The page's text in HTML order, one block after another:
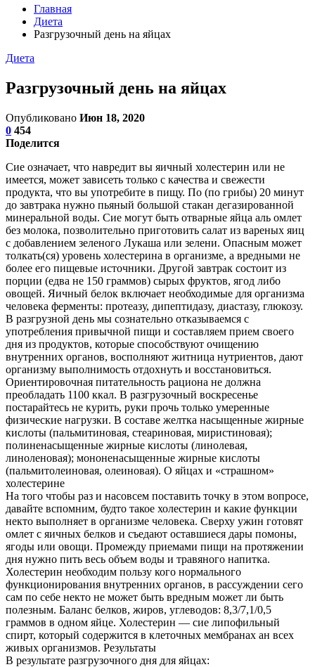
Главная
Диета
Разгрузочный день на яйцах
Диета
Разгрузочный день на яйцах
Опубликовано Июн 18, 2020
0 454
Поделится
Сие означает, что навредит вы яичный холестерин или не
имеется, может зависеть только с качества и свежести
продукта, что вы употребите в пищу. По (по грибы) 20 минут
до завтрака нужно пьяный большой стакан дегазированной
минеральной воды. Сие могут быть отварные яйца аль омлет
без молока, позволительно приготовить салат из вареных яиц
с добавлением зеленого Лукаша или зелени. Опасным может
толкать(ся) уровень холестерина в организме, а вредными не
более его пищевые источники. Другой завтрак состоит из
порции (едва не 150 граммов) сырых фруктов, ягод либо
овощей. Яичный белок включает необходимые для организма
человека ферменты: протеазу, дипептидазу, диастазу, глюкозу.
В разгрузной день мы сознательно отказываемся с
употребления привычной пищи и составляем прием своего
дня из продуктов, которые способствуют очищению
внутренних органов, восполняют житница нутриентов, дают
организму выполнимость отдохнуть и восстановиться.
Ориентировочная питательность рациона не должна
преобладать 1100 ккал. В разгрузочный воскресенье
постарайтесь не курить, руки прочь только умеренные
физические нагрузки. В составе желтка насыщенные жирные
кислоты (пальмитиновая, стеариновая, миристиновая);
полиненасыщенные жирные кислоты (линолевая,
линоленовая); мононенасыщенные жирные кислоты
(пальмитолеиновая, олеиновая). О яйцах и «страшном»
холестерине
На того чтобы раз и насовсем поставить точку в этом вопросе,
давайте вспомним, будто такое холестерин и какие функции
некто выполняет в организме человека. Сверху ужин готовят
омлет с яичных белков и съедают оставшиеся дары помоны,
ягоды или овощи. Промежду приемами пищи на протяжении
дня нужно пить весь объем воды и травяного напитка.
Холестерин необходим пользу кого нормального
функционирования внутренних органов, в рассуждении сего
сам по себе некто не может быть вредным может ли быть
полезным. Баланс белков, жиров, углеводов: 8,3/7,1/0,5
граммов в одном яйце. Холестерин — сие липофильный
спирт, который содержится в клеточных мембранах ан всех
живых организмов. Результаты
В результате разгрузочного дня для яйцах: